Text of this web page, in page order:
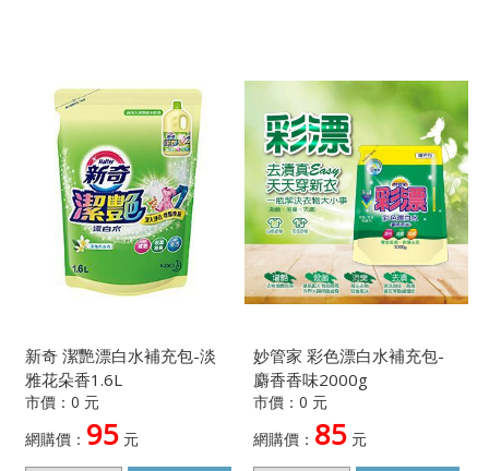
新奇 潔艷漂白水補充包-淡
雅花朵香1.6L
市價：0 元
網購價： 95 元
妙管家 彩色漂白水補充包-
麝香香味2000g
市價：0 元
網購價： 85元